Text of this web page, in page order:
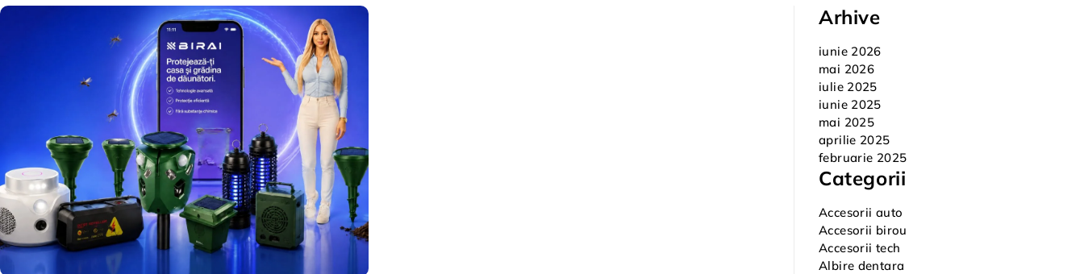
Arhive
iunie 2026
mai 2026
iulie 2025
iunie 2025
mai 2025
aprilie 2025
februarie 2025
Categorii
Accesorii auto
Accesorii birou
Accesorii tech
Albire dentara